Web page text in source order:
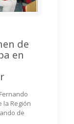
de
en
la Región
de